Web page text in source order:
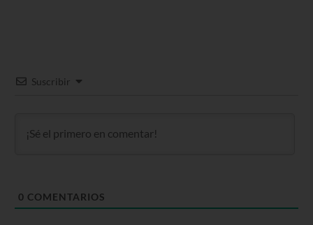
Suscribir
0 COMENTARIOS